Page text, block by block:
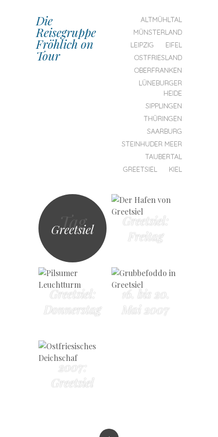
Die
Reisegruppe
Fröhlich on
Tour
MENU
SKIP TO CONTENT
ALTMÜHLTAL
MÜNSTERLAND
LEIPZIG
EIFEL
OSTFRIESLAND
OBERFRANKEN
LÜNEBURGER
HEIDE
SIPPLINGEN
THÜRINGEN
SAARBURG
STEINHUDER MEER
TAUBERTAL
GREETSIEL
KIEL
Tag
Greetsiel
Greetsiel:
Freitag
Greetsiel:
Donnerstag
16. bis 20.
Mai 2007
2007:
Greetsiel